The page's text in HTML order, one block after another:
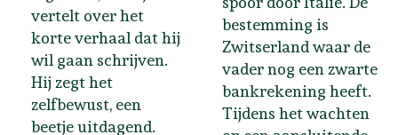
vertelt over het
korte verhaal dat hij
wil gaan schrijven.
Hij zegt het
zelfbewust, een
beetje uitdagend.
bestemming is
Zwitserland waar de
vader nog een zwarte
bankrekening heeft.
Tijdens het wachten